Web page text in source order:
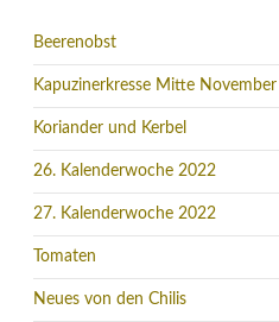
Beerenobst
Kapuzinerkresse Mitte November
Koriander und Kerbel
26. Kalenderwoche 2022
27. Kalenderwoche 2022
Tomaten
Neues von den Chilis